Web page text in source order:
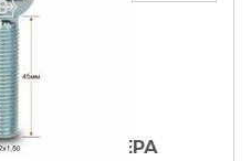
СФЕРА